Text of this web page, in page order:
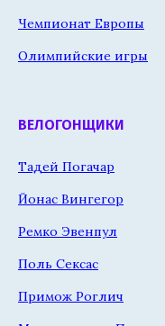
Чемпионат Европы
Олимпийские игры
ВЕЛОГОНЩИКИ
Тадей Погачар
Йонас Вингегор
Ремко Эвенпул
Поль Сексас
Примож Роглич